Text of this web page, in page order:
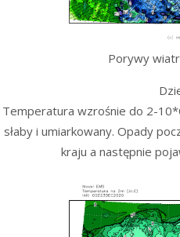
Porywy
Temperatura wzrośnie do 2-
słaby i umiarkowany. Opady
kraju a następnie